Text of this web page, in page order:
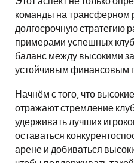
команды на трансферном
долгосрочную стратегию
примерами успешных
баланс между высокими
устойчивым финансовым
Начнём с того, что
отражают стремление
удерживать лучших
оставаться
арене и добиваться